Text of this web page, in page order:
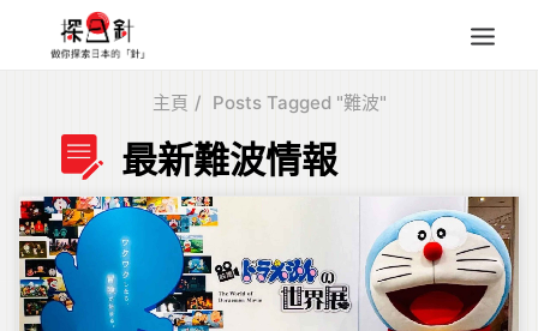
四國
中部
人氣目的地
本地情報
主頁 Posts Tagged "難波"
最新難波情報